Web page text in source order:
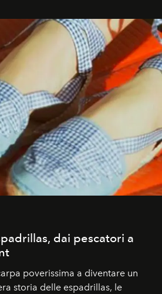
dai pescatori a
poverissima a diventare un
storia delle espadrillas, le